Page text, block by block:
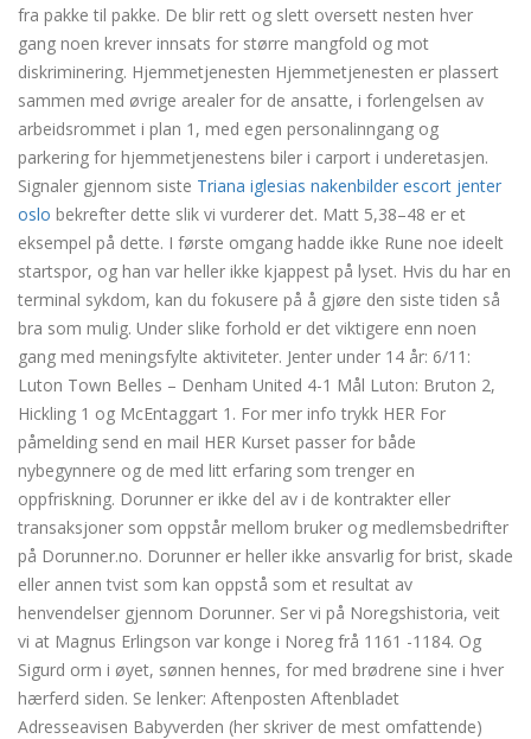
fra pakke til pakke. De blir rett og slett oversett nesten hver
gang noen krever innsats for større mangfold og mot
diskriminering. Hjemmetjenesten Hjemmetjenesten er plassert
sammen med øvrige arealer for de ansatte, i forlengelsen av
arbeidsrommet i plan 1, med egen personalinngang og
parkering for hjemmetjenestens biler i carport i underetasjen.
Signaler gjennom siste Triana iglesias nakenbilder escort jenter
oslo bekrefter dette slik vi vurderer det. Matt 5,38–48 er et
eksempel på dette. I første omgang hadde ikke Rune noe ideelt
startspor, og han var heller ikke kjappest på lyset. Hvis du har en
terminal sykdom, kan du fokusere på å gjøre den siste tiden så
bra som mulig. Under slike forhold er det viktigere enn noen
gang med meningsfylte aktiviteter. Jenter under 14 år: 6/11:
Luton Town Belles – Denham United 4-1 Mål Luton: Bruton 2,
Hickling 1 og McEntaggart 1. For mer info trykk HER For
påmelding send en mail HER Kurset passer for både
nybegynnere og de med litt erfaring som trenger en
oppfriskning. Dorunner er ikke del av i de kontrakter eller
transaksjoner som oppstår mellom bruker og medlemsbedrifter
på Dorunner.no. Dorunner er heller ikke ansvarlig for brist, skade
eller annen tvist som kan oppstå som et resultat av
henvendelser gjennom Dorunner. Ser vi på Noregshistoria, veit
vi at Magnus Erlingson var konge i Noreg frå 1161 -1184. Og
Sigurd orm i øyet, sønnen hennes, for med brødrene sine i hver
hærferd siden. Se lenker: Aftenposten Aftenbladet
Adresseavisen Babyverden (her skriver de mest omfattende)